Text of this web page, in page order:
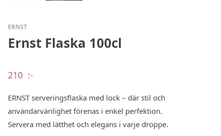
ERNST
Ernst Flaska 100cl
210 :-
ERNST serveringsflaska med lock – där stil och
användarvänlighet förenas i enkel perfektion.
Servera med lätthet och elegans i varje droppe.